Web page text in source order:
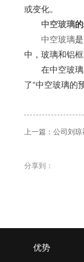
或变化。
中空玻璃
中空玻璃
中，玻璃和铝
在中空玻璃系
了“中空玻璃的
上一篇：公司刘
分享到：
优势